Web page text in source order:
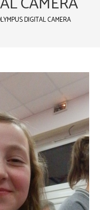
DIGITAL CAMERA